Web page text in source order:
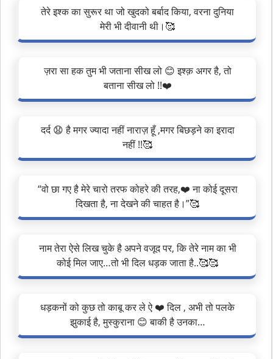
तेरे इश्क का सुरूर था जो खुदको बर्बाद किया, वरना दुनिया
मेरी भी दीवानी थी।🥰
ज़रा सा हक तुम भी जताना सीख लो 😊 इश्क़ अगर है, तो
बताना सीख लो !!❤️
दर्द 😧 है मगर ज्यादा नहीं नाराज़ हूँ ,मगर बिछड़ने का इरादा
नहीं !!🥰
“वो छा गए है मेरे चारो तरफ कोहरे की तरह,❤️ ना कोई दूसरा
दिखता है, ना देखने की चाहत है।”🥰
नाम तेरा ऐसे लिख चुके है अपने वजूद पर, कि तेरे नाम का भी
कोई मिल जाए…तो भी दिल धड़क जाता है..🥰🥰
धड़कनों को कुछ तो काबू कर ले ऐ ❤️ दिल , अभी तो पलके
झुकाई है, मुस्कुराना 😊 बाकी है उनका…